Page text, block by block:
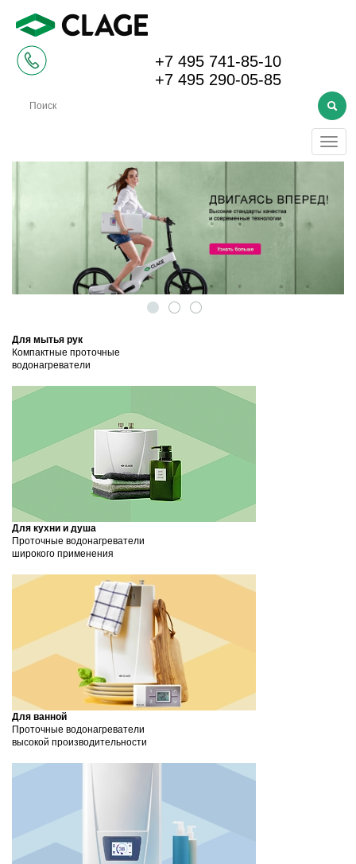
+7 495 741-85-10
+7 495 290-05-85
Меню
Для мытья рук
Компактные проточные
водонагреватели
Для кухни и душа
Проточные водонагреватели
широкого применения
Для ванной
Проточные водонагреватели
высокой производительности